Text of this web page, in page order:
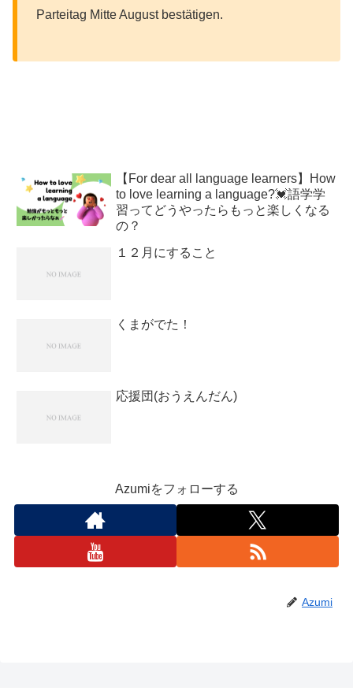
Parteitag Mitte August bestätigen.
【For dear all language learners】How
to love learning a language?💓語学学
習ってどうやったらもっと楽しくなる
の？
１２月にすること
くまがでた！
応援団(おうえんだん)
Azumiをフォローする
Azumi